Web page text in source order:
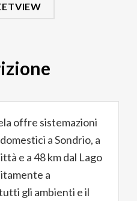
offre sistemazioni
a Sondrio, a
e a 48 km dal Lago
a
gli ambienti e il